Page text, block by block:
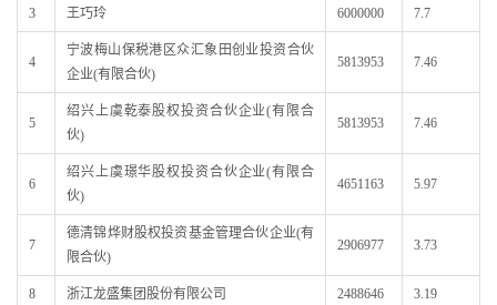
3 王巧玲 6000000 7.7
4
宁波梅山保税港区众汇象田创业投资合伙
企业(有限合伙)
5813953 7.46
5
绍兴上虞乾泰股权投资合伙企业(有限合
伙)
5813953 7.46
6
绍兴上虞璟华股权投资合伙企业(有限合
伙)
4651163 5.97
7
德清锦烨财股权投资基金管理合伙企业(有
限合伙)
2906977 3.73
8 浙江龙盛集团股份有限公司 2488646 3.19